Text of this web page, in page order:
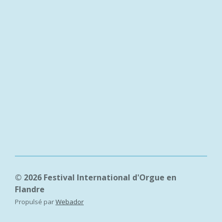
© 2026 Festival International d'Orgue en
Flandre
Propulsé parWebador